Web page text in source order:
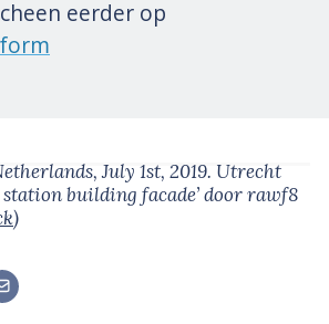
eerder op
July 1st, 2019. Utrecht
building facade’door rawf8
)